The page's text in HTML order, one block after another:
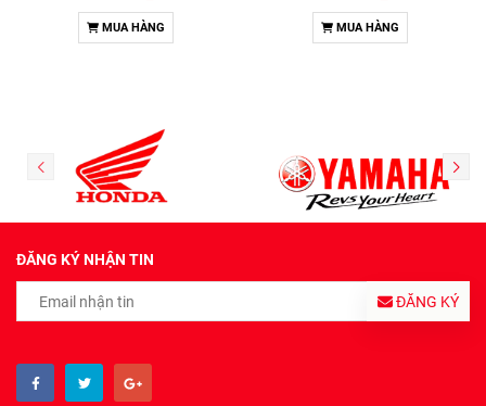
MUA HÀNG MUA HÀNG
ĐĂNG KÝ NHẬN TIN
ĐĂNG KÝ